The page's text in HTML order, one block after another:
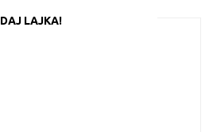
DAJ LAJKA!